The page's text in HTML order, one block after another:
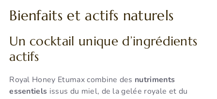
Bienfaits et actifs naturels
Un cocktail unique d’ingrédients
actifs
Royal Honey Etumax combine des nutriments
essentiels issus du miel, de la gelée royale et du